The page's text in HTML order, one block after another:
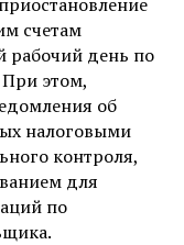
счетам
рабочий день по
При этом,
об
налоговыми
контроля,
для
по